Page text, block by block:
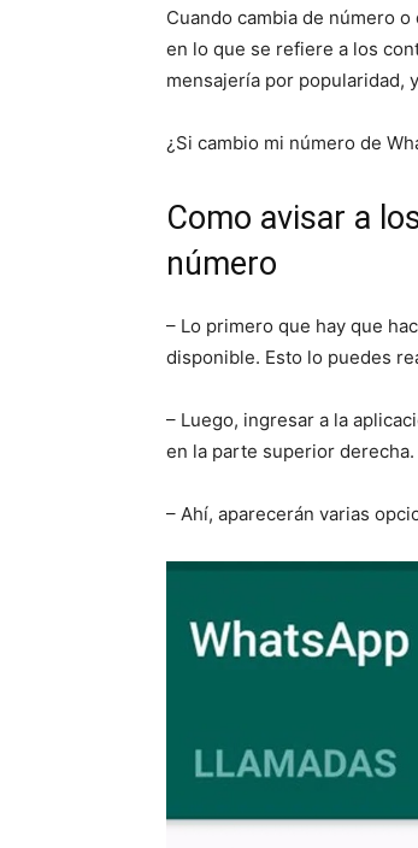
Cuando cambia de número
en lo que se refiere a los
mensajería por popularidad,
¿Si cambio mi número de
Como avisar a
número
– Lo primero que hay que
disponible. Esto lo puedes
– Luego, ingresar a la
en la parte superior derecha.
– Ahí, aparecerán varias